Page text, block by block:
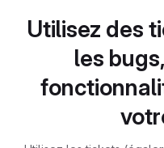
Utilisez des
les